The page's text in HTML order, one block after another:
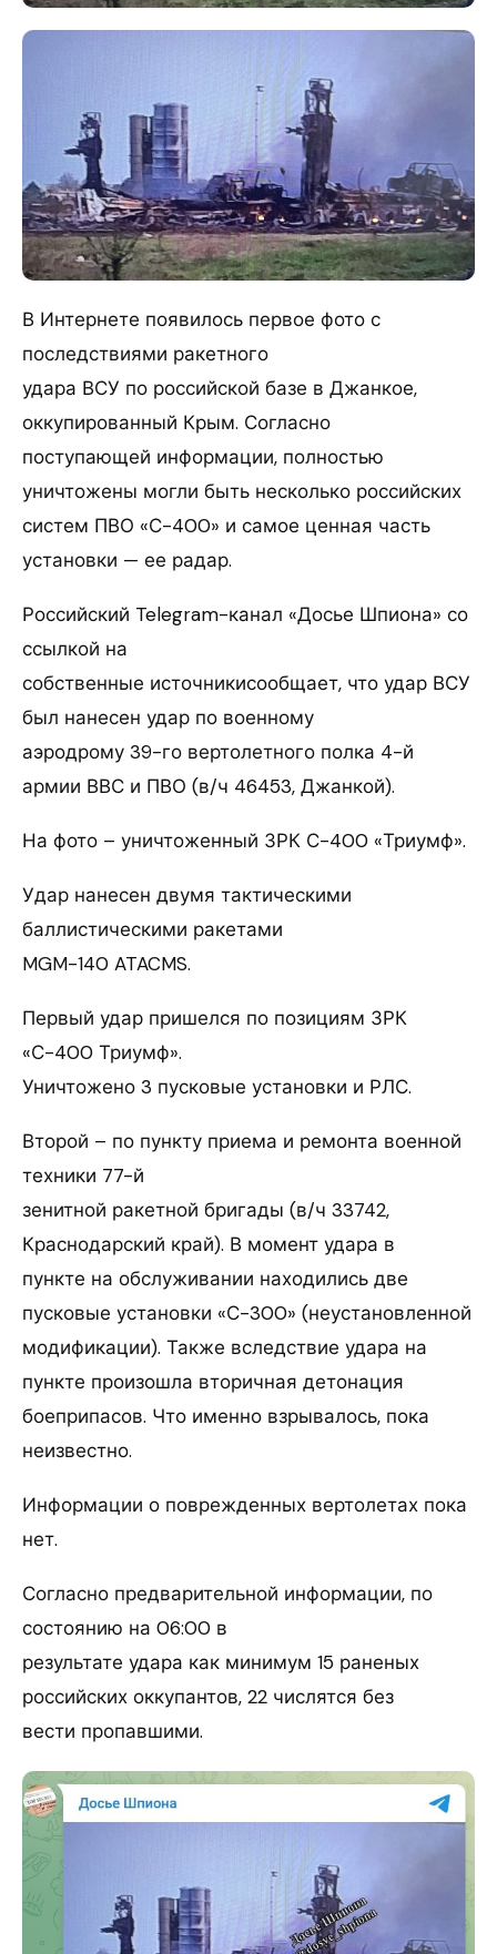
В Интернете появилось первое фото с
последствиями ракетного
удара ВСУ по российской базе в Джанкое,
оккупированный Крым. Согласно
поступающей информации, полностью
уничтожены могли быть несколько российских
систем ПВО «С-400» и самое ценная часть
установки — ее радар.
Российский Telegram-канал «Досье Шпиона» со
ссылкой на
собственные источникисообщает, что удар ВСУ
был нанесен удар по военному
аэродрому 39-го вертолетного полка 4-й
армии ВВС и ПВО (в/ч 46453, Джанкой).
На фото – уничтоженный ЗРК С-400 «Триумф».
Удар нанесен двумя тактическими
баллистическими ракетами
MGM-140 ATACMS.
Первый удар пришелся по позициям ЗРК
«С-400 Триумф».
Уничтожено 3 пусковые установки и РЛС.
Второй – по пункту приема и ремонта военной
техники 77-й
зенитной ракетной бригады (в/ч 33742,
Краснодарский край). В момент удара в
пункте на обслуживании находились две
пусковые установки «С-300» (неустановленной
модификации). Также вследствие удара на
пункте произошла вторичная детонация
боеприпасов. Что именно взрывалось, пока
неизвестно.
Информации о поврежденных вертолетах пока
нет.
Согласно предварительной информации, по
состоянию на 06:00 в
результате удара как минимум 15 раненых
российских оккупантов, 22 числятся без
вести пропавшими.